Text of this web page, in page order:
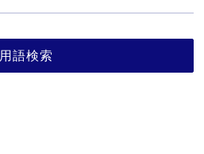
用語検索